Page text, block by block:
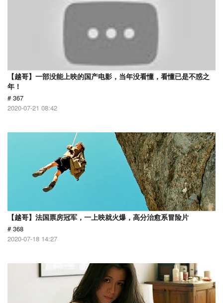
【越哥】一部没能上映的国产电影，当年没看懂，看懂已是不惑之
年！
# 367
2020-07-21 08:42
【越哥】法国票房冠军，一上映就火爆，高分治愈系冒险片
# 368
2020-07-18 14:27